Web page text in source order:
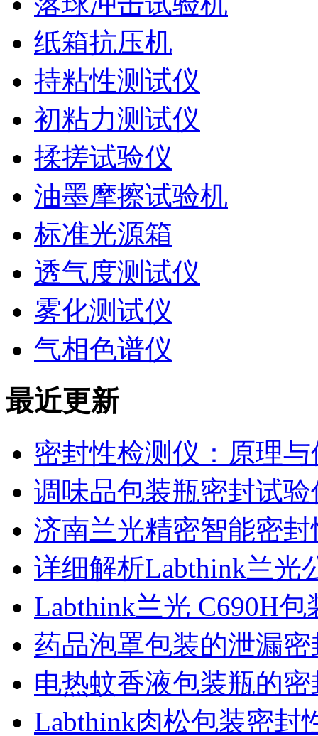
纸箱抗压机
持粘性测试仪
初粘力测试仪
揉搓试验仪
油墨摩擦试验机
标准光源箱
透气度测试仪
雾化测试仪
气相色谱仪
最近更新
密封性检测仪：原理
调味品包装瓶密封试
济南兰光精密智能密
详细解析Labthink兰光
Labthink兰光 C690H
药品泡罩包装的泄漏
电热蚊香液包装瓶的
Labthink肉松包装密封